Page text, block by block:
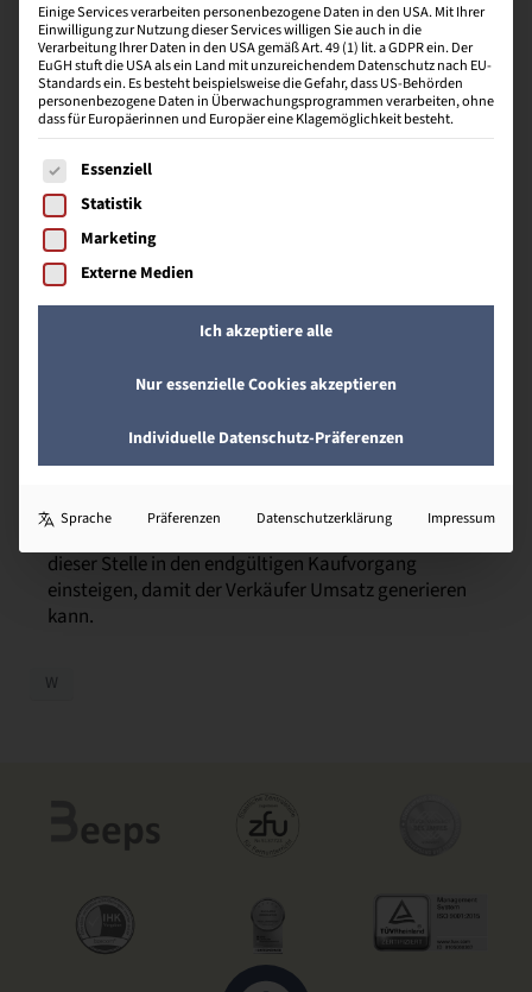
Wertekette
Ist eine Abfolge von physisch und technologisch
unterscheidba­ren Aktivitäten, deren Durchführung
zunächst Kosten verursacht. Diese Aktivitä­ten leisten
einen Wertbeitrag, für den die Kunden des
Unternehmens zu zahlen bereit sind. In Summe bildet
die Wertkette damit den Gesamtwert aller Unter­
nehmensaktivitäten und die damit verbundenen
Kosten ab.
Warenkorbansicht
Einkaufswagen des Kunden und zeigt alle Produkte,
dieser Stelle in den endgültigen Kaufvorgang
einsteigen, damit der Verkäufer Umsatz generieren
kann.
W
Einige Services verarbeiten personenbezogene Daten in den USA. Mit Ihrer
Einwilligung zur Nutzung dieser Services willigen Sie auch in die
Verarbeitung Ihrer Daten in den USA gemäß Art. 49 (1) lit. a GDPR ein. Der
EuGH stuft die USA als ein Land mit unzureichendem Datenschutz nach EU-
Standards ein. Es besteht beispielsweise die Gefahr, dass US-Behörden
personenbezogene Daten in Überwachungsprogrammen verarbeiten, ohne
dass für Europäerinnen und Europäer eine Klagemöglichkeit besteht.
Es folgt eine Liste der Service-Gruppen, für die eine
Essenziell
Statistik
Marketing
Externe Medien
Ich akzeptiere alle
Nur essenzielle Cookies akzeptieren
Individuelle Datenschutz-Präferenzen
Sprache Präferenzen Datenschutzerklärung Impressum